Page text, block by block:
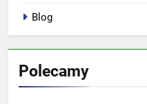
Blog
Polecamy